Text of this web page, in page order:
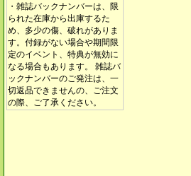
・雑誌バックナンバーは、限
られた在庫から出庫するた
め、多少の傷、破れがありま
す。付録がない場合や期間限
定のイベント、特典が無効に
なる場合もあります。 雑誌バ
ックナンバーのご発注は、一
切返品できませんの、ご注文
の際、ご了承ください。